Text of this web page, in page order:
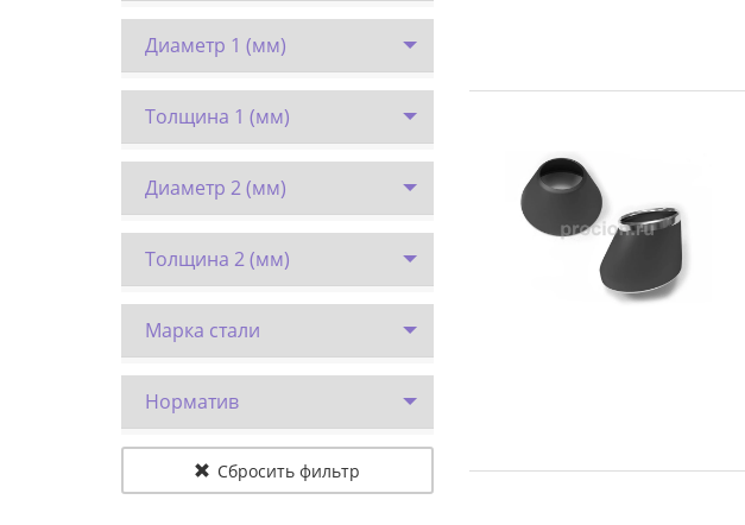
Диаметр 1 (мм)
Толщина 1 (мм)
Диаметр 2 (мм)
Толщина 2 (мм)
Марка стали
Норматив
Сбросить фильтр